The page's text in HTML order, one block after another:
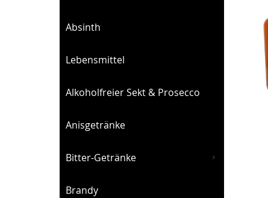
Absinth
Lebensmittel
Alkoholfreier Sekt & Prosecco
Anisgetränke
Bitter-Getränke
Brandy